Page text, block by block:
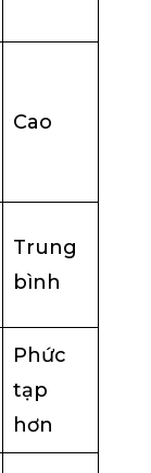
Cao
Trung
bình
Phức
tạp
hơn